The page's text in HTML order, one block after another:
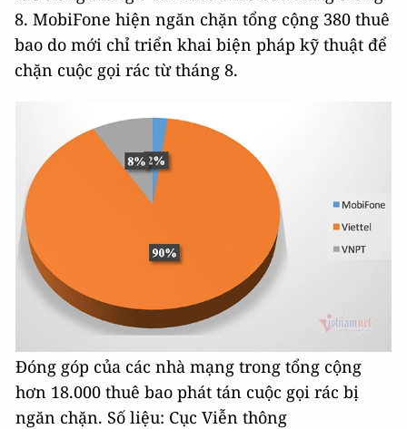
8. MobiFone hiện ngăn chặn tổng cộng 380 thuê
bao do mới chỉ triển khai biện pháp kỹ thuật để
chặn cuộc gọi rác từ tháng 8.
Đóng góp của các nhà mạng trong tổng cộng
hơn 18.000 thuê bao phát tán cuộc gọi rác bị
ngăn chặn. Số liệu: Cục Viễn thông